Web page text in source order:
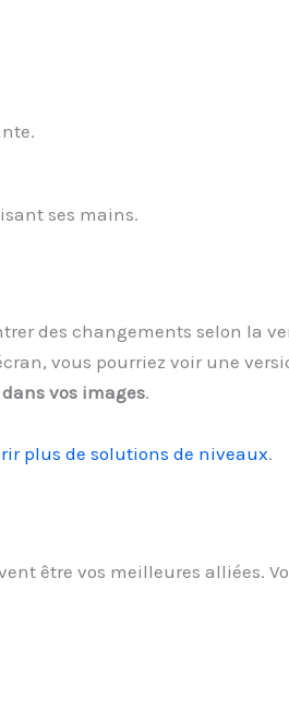
ses mains.
des changements selon la
vous pourriez voir une
vos images.
plus de solutions de niveaux.
être vos meilleures alliées.